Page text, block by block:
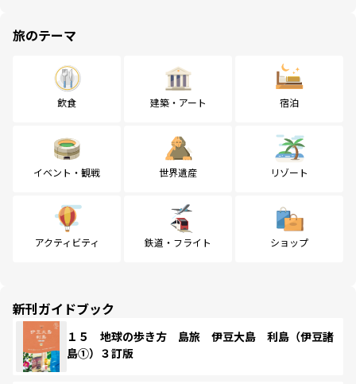
旅のテーマ
飲食 建築・アート 宿泊
イベント・観戦 世界遺産 リゾート
アクティビティ 鉄道・フライト ショップ
新刊ガイドブック
１５ 地球の歩き方 島旅 伊豆大島 利島（伊豆諸
島①）３訂版